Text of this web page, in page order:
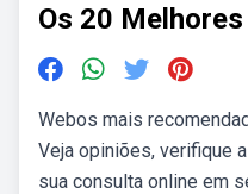
Os 20
Webos mais
Veja opiniões, verifique
sua consulta online em